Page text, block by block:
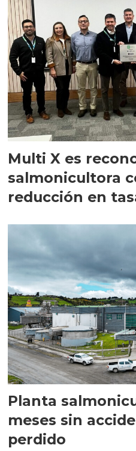
Multi X es
salmonicultora
reducción en
Planta
meses sin
perdido